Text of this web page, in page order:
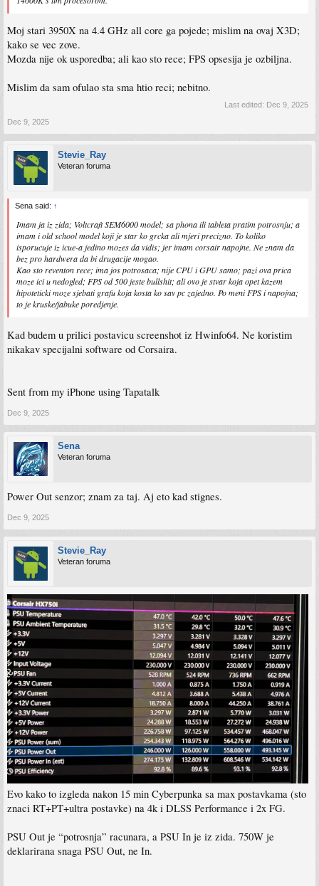
Moj stari 3950X na 4.4 GHz all core ga pojede; mislim na ovaj X3D;
kako se vec zove.
Mozda nije ok usporedba; ali kao sto rece; FPS opsesija je ozbiljna.
Mislim da sam ofulao sta sma htio reci; nebitno.
Last edited: Dec 9, 2025
Dec 9, 2025
Stevie_Ray
Veteran foruma
Sena said: ↑
Imam ja iz zida; Voltcraft SEM6000 model; sa phona ili tableta pratim potrosnju; a
imam i old school model koji je star ko grcka ali mjeri precizno. To koliko
isporucuje iz icue-a jedino mozes da vidis; jer imam corsair napojne. Ne znam da
bez pro hardwera da bi drugacije mogao.
Kao sto reventon rece; ima jos potrosaca; nije CPU i GPU samo; pazi ova prica
moze ici u nedogled; FPS od 500 jeste bullshit; ali ovo je stvar koja opet kazem
hipoteticki moze sjebati grafu koja kosta ko sav pc zajedno. Po meni FPS i napojna;
to je kruske/jabuke poredjenje.
Kad budem u prilici postavicu screenshot iz Hwinfo64. Ne koristim
nikakav specijalni software od Corsaira.
Sent from my iPhone using Tapatalk
Dec 9, 2025
Sena
Veteran foruma
Power Out senzor; znam za taj. Aj eto kad stignes.
Dec 9, 2025
Stevie_Ray
Veteran foruma
Evo kako to izgleda nakon 15 min Cyberpunka sa max postavkama (sto
znaci RT+PT+ultra postavke) na 4k i DLSS Performance i 2x FG.
PSU Out je “potrosnja” racunara, a PSU In je iz zida. 750W je
deklarirana snaga PSU Out, ne In.